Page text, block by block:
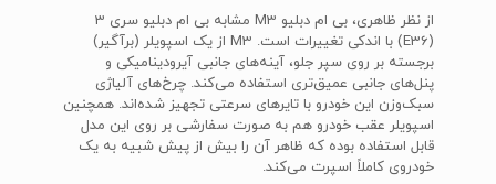
از نظر ظاهری، بی ام دبلیو M3 مشابه بی ام دبلیو سری 3
(E36) با اندکی تغییرات است. M3 از یک اسپویلر (برآگیر)
برجسته بر روی سپر جلو، آینه‌های جانبی آیرودینامیکی و
پنل‌های جانبی عمیق‌تری استفاده می‌کند. چرخ‌های آلیاژی
سبک‌وزن این خودرو با تایرهای سرعتی تجهیز شده‌اند. همچنین
اسپویلر عقب خودرو هم به صورت سفارشی بر روی این مدل
قابل استفاده بوده که ظاهر آن را بیش از پیش شبیه به یک
خودروی کاملاً اسپرت می‌کند.